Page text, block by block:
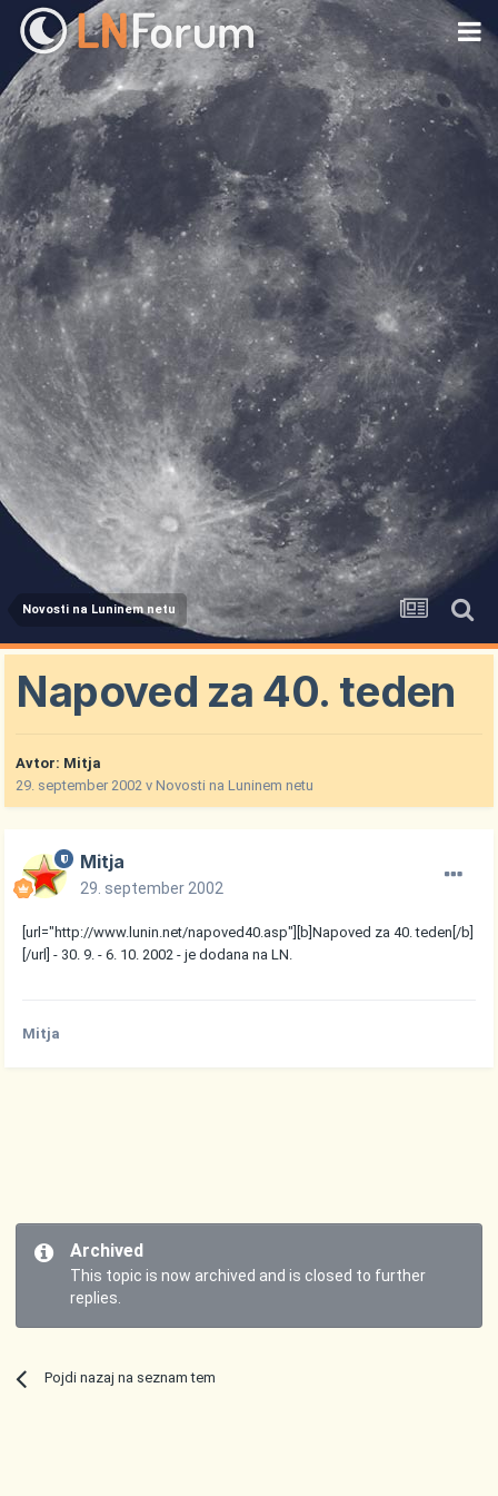
Novosti na Luninem netu
Napoved za 40. teden
Avtor: Mitja
29. september 2002 vNovosti na Luninem netu
Mitja
29. september 2002
[url="http://www.lunin.net/napoved40.asp"][b]Napoved za 40. teden[/b]
[/url] - 30. 9. - 6. 10. 2002 - je dodana na LN.
Mitja
Archived
This topic is now archived and is closed to further
replies.
Pojdi nazaj na seznam tem